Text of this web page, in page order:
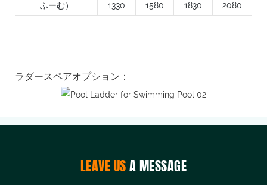
ふーむ） 1330 1580 1830 2080
ラダースペアオプション：
LEAVE USA MESSAGE